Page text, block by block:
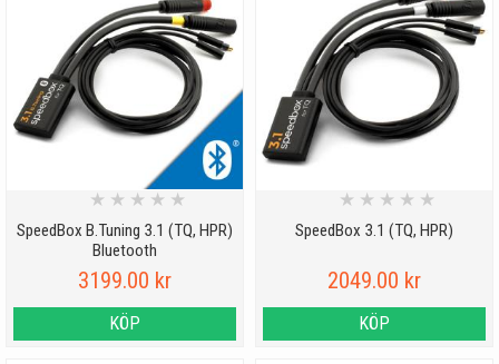
SpeedBox B.Tuning 3.1 (TQ, HPR)
Bluetooth
★ ★ ★ ★ ★
3199.00 kr
KÖP
SpeedBox 3.1 (TQ, HPR)
★ ★ ★ ★ ★
2049.00 kr
KÖP